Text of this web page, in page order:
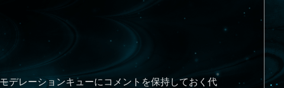
デレーションキューにコメントを保持しておく代